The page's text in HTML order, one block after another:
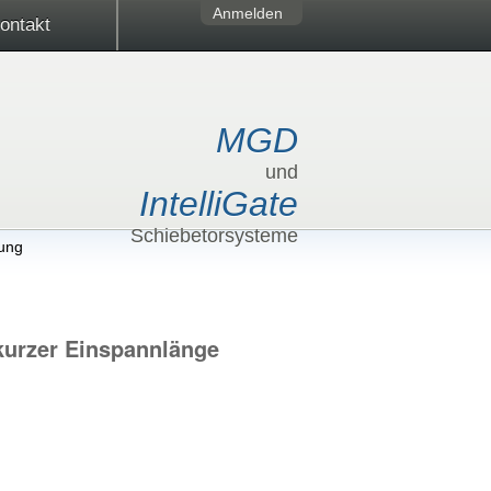
Anmelden
MGD
und
IntelliGate
Schiebetorsysteme
Einspannlänge